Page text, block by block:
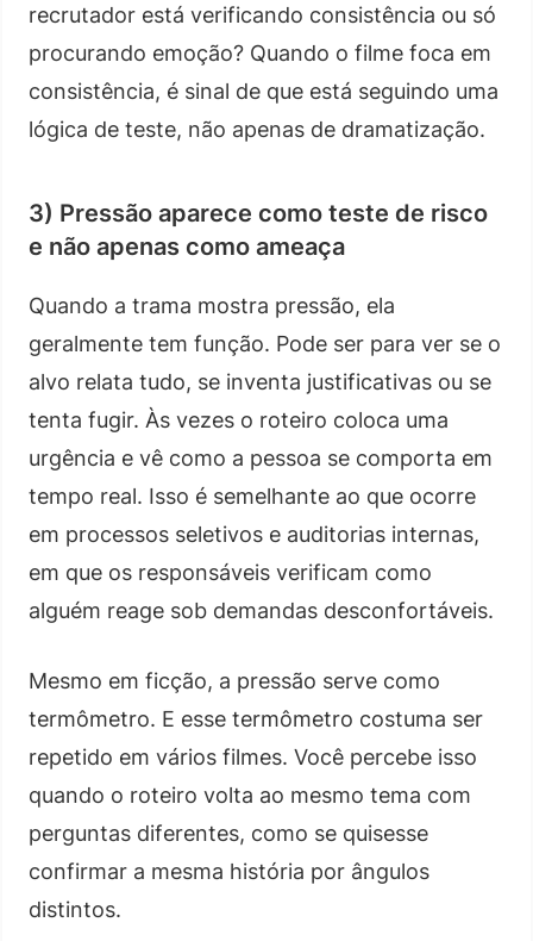
recrutador está verificando consistência ou só
procurando emoção? Quando o filme foca em
consistência, é sinal de que está seguindo uma
lógica de teste, não apenas de dramatização.
3) Pressão aparece como teste de risco
e não apenas como ameaça
Quando a trama mostra pressão, ela
geralmente tem função. Pode ser para ver se o
alvo relata tudo, se inventa justificativas ou se
tenta fugir. Às vezes o roteiro coloca uma
urgência e vê como a pessoa se comporta em
tempo real. Isso é semelhante ao que ocorre
em processos seletivos e auditorias internas,
em que os responsáveis verificam como
alguém reage sob demandas desconfortáveis.
Mesmo em ficção, a pressão serve como
termômetro. E esse termômetro costuma ser
repetido em vários filmes. Você percebe isso
quando o roteiro volta ao mesmo tema com
perguntas diferentes, como se quisesse
confirmar a mesma história por ângulos
distintos.